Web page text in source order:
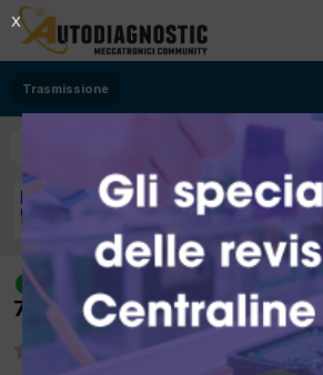
Trasmissione
risolto
[VW Golf mk5 09/
77Kw Diesel] Avaria cambio
X